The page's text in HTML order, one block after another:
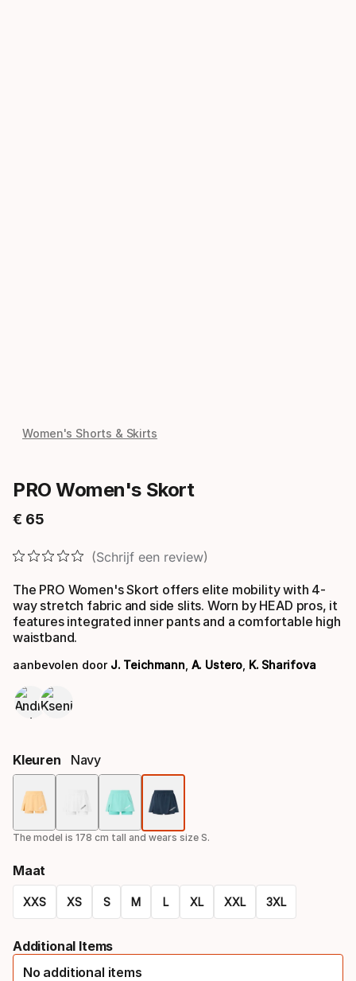
Women's Shorts & Skirts
PRO Women's Skort
€ 65
Eindprijs
Schrijf een review
The PRO Women's Skort offers elite mobility with 4-
way stretch fabric and side slits. Worn by HEAD pros, it
features integrated inner pants and a comfortable high
waistband.
aanbevolen door J. Teichmann, A. Ustero, K. Sharifova
Kleuren Navy
optie
The model is 178 cm tall and wears size S.
Maat
XXS XS S M L XL XXL 3XL
optie
Additional Items
No additional items